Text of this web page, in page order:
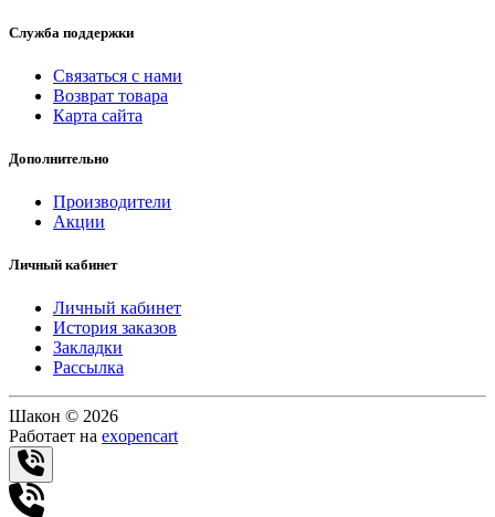
Служба поддержки
Связаться с нами
Возврат товара
Карта сайта
Дополнительно
Производители
Акции
Личный кабинет
Личный кабинет
История заказов
Закладки
Рассылка
Шакон © 2026
Работает на exopencart